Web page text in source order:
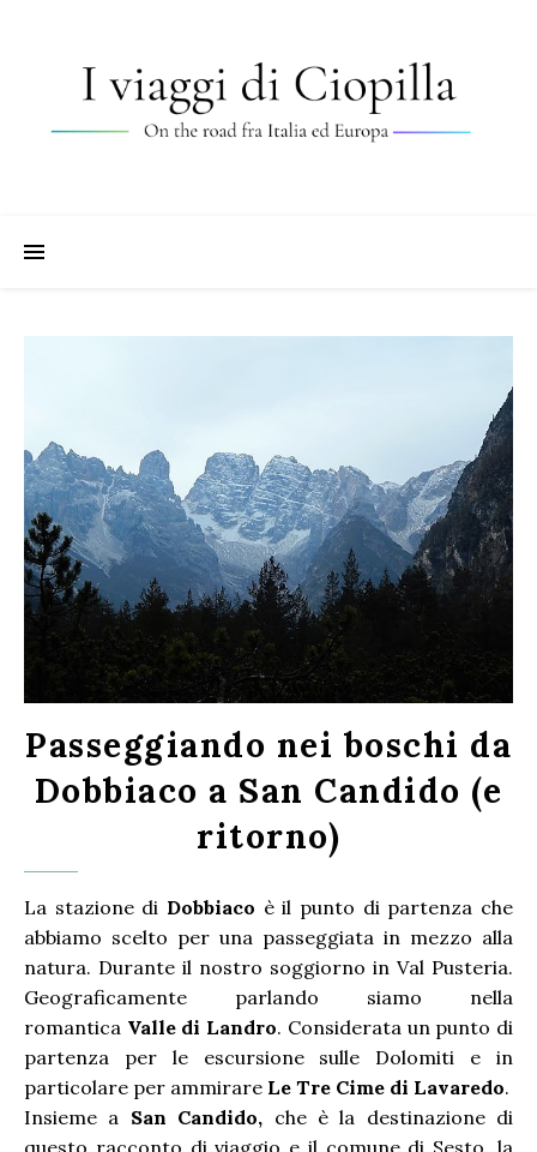
Passeggiando nei boschi da
Dobbiaco a San Candido (e
ritorno)
La stazione di Dobbiaco è il punto di partenza che
abbiamo scelto per una passeggiata in mezzo alla
natura. Durante il nostro soggiorno in Val Pusteria.
Geograficamente parlando siamo nella
romantica Valle di Landro. Considerata un punto di
partenza per le escursione sulle Dolomiti e in
particolare per ammirare Le Tre Cime di Lavaredo.
Insieme a San Candido, che è la destinazione di
questo racconto di viaggio e il comune di Sesto, la